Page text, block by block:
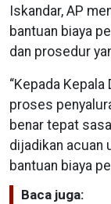
Iskandar, AP
bantuan biaya
dan prosedur
“Kepada
proses
benar tepat
dijadikan acuan
bantuan biaya
Baca juga: